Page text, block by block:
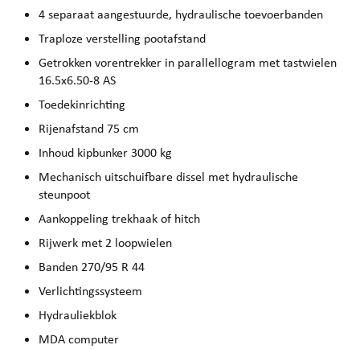
4 separaat aangestuurde, hydraulische toevoerbanden
Traploze verstelling pootafstand
Getrokken vorentrekker in parallellogram met tastwielen
16.5x6.50-8 AS
Toedekinrichting
Rijenafstand 75 cm
Inhoud kipbunker 3000 kg
Mechanisch uitschuifbare dissel met hydraulische
steunpoot
Aankoppeling trekhaak of hitch
Rijwerk met 2 loopwielen
Banden 270/95 R 44
Verlichtingssysteem
Hydrauliekblok
MDA computer